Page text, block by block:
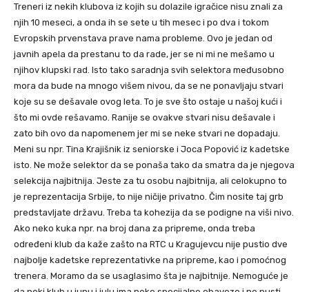
Treneri iz nekih klubova iz kojih su dolazile igračice nisu znali za
njih 10 meseci, a onda ih se sete u tih mesec i po dva i tokom
Evropskih prvenstava prave nama probleme. Ovo je jedan od
javnih apela da prestanu to da rade, jer se ni mi ne mešamo u
njihov klupski rad. Isto tako saradnja svih selektora međusobno
mora da bude na mnogo višem nivou, da se ne ponavljaju stvari
koje su se dešavale ovog leta. To je sve što ostaje u našoj kući i
što mi ovde rešavamo. Ranije se ovakve stvari nisu dešavale i
zato bih ovo da napomenem jer mi se neke stvari ne dopadaju.
Meni su npr. Tina Krajišnik iz seniorske i Joca Popović iz kadetske
isto. Ne može selektor da se ponaša tako da smatra da je njegova
selekcija najbitnija. Jeste za tu osobu najbitnija, ali celokupno to
je reprezentacija Srbije, to nije ničije privatno. Čim nosite taj grb
predstavljate državu. Treba ta kohezija da se podigne na viši nivo.
Ako neko kuka npr. na broj dana za pripreme, onda treba
određeni klub da kaže zašto na RTC u Kragujevcu nije pustio dve
najbolje kadetske reprezentativke na pripreme, kao i pomoćnog
trenera. Moramo da se usaglasimo šta je najbitnije. Nemoguće je